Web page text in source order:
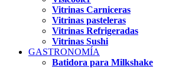
Vitrinas Carniceras
Vitrinas pasteleras
Vitrinas Refrigeradas
Vitrinas Sushi
GASTRONOMÍA
Batidora para Milkshake